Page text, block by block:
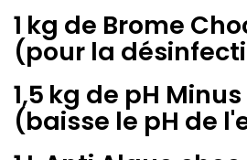
1 kg de Brome
(pour la
1,5 kg de pH
(baisse le pH de